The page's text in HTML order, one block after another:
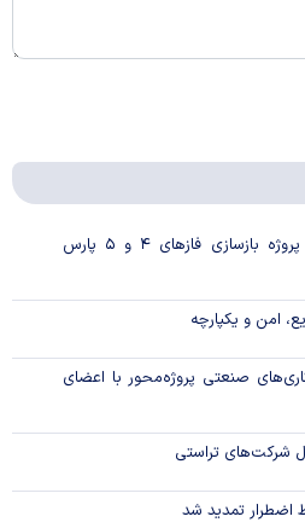
بانک تجارت، تأمین‌کننده مالی پروژه بازسازی فاز‌های ۴ و ۵ پارس
امن و یکپارچه
صنعتی پروژه‌محور با اعضای
اضطرار تمدید شد